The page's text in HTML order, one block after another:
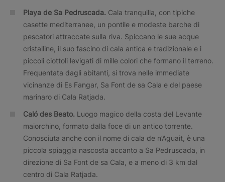
Playa de Sa Pedruscada. Cala tranquilla, con tipiche
casette mediterranee, un pontile e modeste barche di
pescatori attraccate sulla riva. Spiccano le sue acque
cristalline, il suo fascino di cala antica e tradizionale e i
piccoli ciottoli levigati di mille colori che formano il terreno.
Frequentata dagli abitanti, si trova nelle immediate
vicinanze di Es Fangar, Sa Font de sa Cala e del paese
marinaro di Cala Ratjada.
Caló des Beato. Luogo magico della costa del Levante
maiorchino, formato dalla foce di un antico torrente.
Conosciuta anche con il nome di cala de n’Aguait, è una
piccola spiaggia nascosta accanto a Sa Pedruscada, in
direzione di Sa Font de sa Cala, e a meno di 3 km dal
centro di Cala Ratjada.